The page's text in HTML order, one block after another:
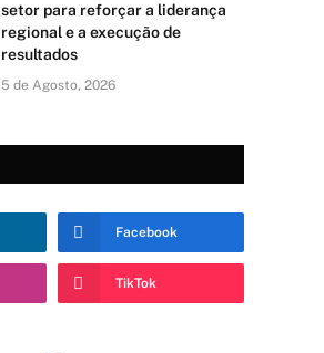
setor para reforçar a liderança
regional e a execução de
resultados
5 de Agosto, 2026
Facebook
TikTok